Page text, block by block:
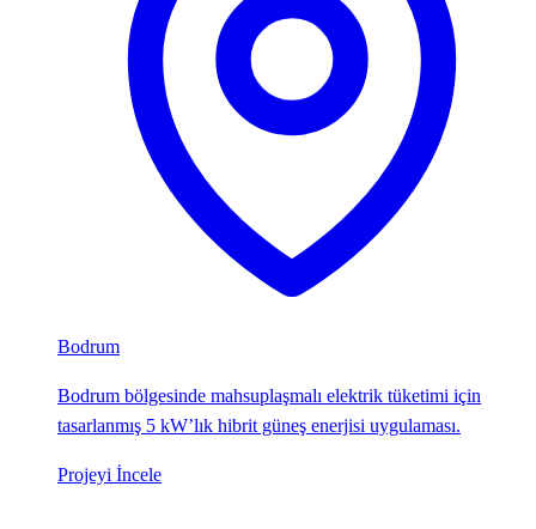
Bodrum
Bodrum bölgesinde mahsuplaşmalı elektrik tüketimi için
tasarlanmış 5 kW’lık hibrit güneş enerjisi uygulaması.
Projeyi İncele